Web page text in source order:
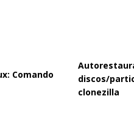
Comando
discos/
clonezilla